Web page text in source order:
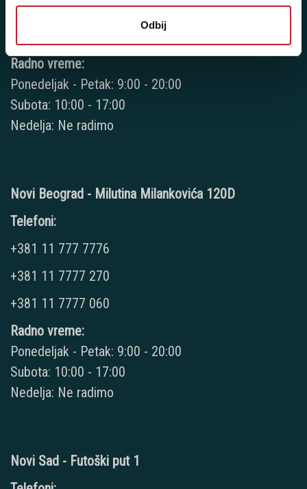
Odbij
+381 11 2688 068
Radno vreme:
Ponedeljak - Petak: 9:00 - 20:00
Subota: 10:00 - 17:00
Nedelja: Ne radimo
Novi Beograd - Milutina Milankovića 120D
Telefoni:
+381 11 777 7776
+381 11 7777 270
+381 11 7777 060
Radno vreme:
Ponedeljak - Petak: 9:00 - 20:00
Subota: 10:00 - 17:00
Nedelja: Ne radimo
Novi Sad - Futoški put 1